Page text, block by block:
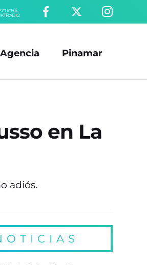
Agencia Pinamar
en La
adiós.